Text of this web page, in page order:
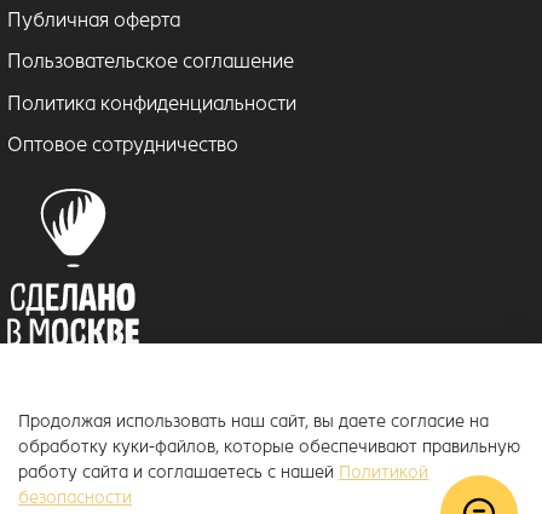
Публичная оферта
Пользовательское соглашение
Политика конфиденциальности
Оптовое сотрудничество
© 2018–2026 ToucanKids ™
Официальный интернет-магазин бренда Toucankids, товары для
новорожденных и детей постарше
Продолжая использовать наш сайт, вы даете согласие на
обработку куки-файлов, которые обеспечивают правильную
работу сайта и соглашаетесь с нашей Политикой
безопасности